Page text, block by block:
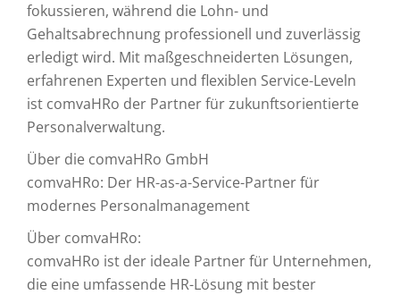
fokussieren, während die Lohn- und
Gehaltsabrechnung professionell und zuverlässig
erledigt wird. Mit maßgeschneiderten Lösungen,
erfahrenen Experten und flexiblen Service-Leveln
ist comvaHRo der Partner für zukunftsorientierte
Personalverwaltung.
Über die comvaHRo GmbH
comvaHRo: Der HR-as-a-Service-Partner für
modernes Personalmanagement
Über comvaHRo:
comvaHRo ist der ideale Partner für Unternehmen,
die eine umfassende HR-Lösung mit bester